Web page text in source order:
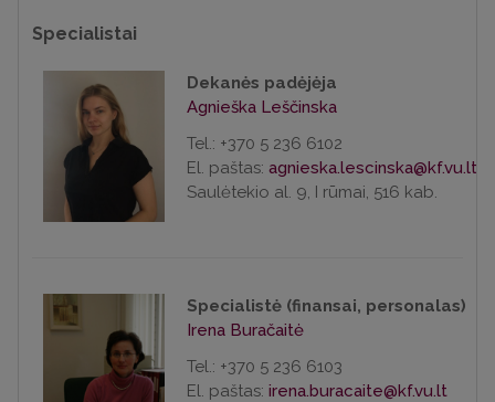
Specialistai
Dekanės padėjėja
Agnieška Leščinska
Tel.: +370 5 236 6102
El. paštas:
Saulėtekio al. 9, I rūmai, 516 kab.
Specialistė (finansai, personalas)
Irena Buračaitė
Tel.: +370 5 236 6103
El. paštas: